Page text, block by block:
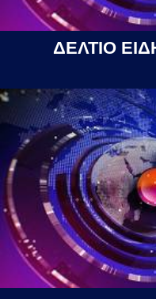
ΔΕΛΤΙΟ